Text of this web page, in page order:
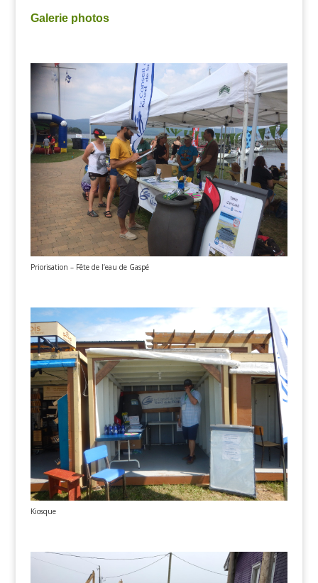
Galerie photos
Priorisation – Fête de l’eau de Gaspé
Kiosque